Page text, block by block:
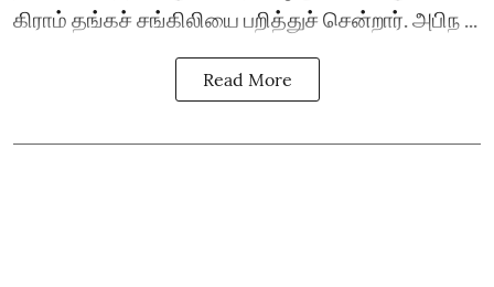
கிராம் தங்கச் சங்கிலியை பறித்துச் சென்றார். அபிந ...
Read More